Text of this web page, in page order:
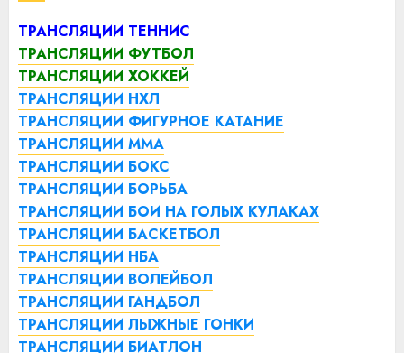
ТРАНСЛЯЦИИ ТЕННИС
ТРАНСЛЯЦИИ ФУТБОЛ
ТРАНСЛЯЦИИ ХОККЕЙ
ТРАНСЛЯЦИИ НХЛ
ТРАНСЛЯЦИИ ФИГУРНОЕ КАТАНИЕ
ТРАНСЛЯЦИИ ММА
ТРАНСЛЯЦИИ БОКС
ТРАНСЛЯЦИИ БОРЬБА
ТРАНСЛЯЦИИ БОИ НА ГОЛЫХ КУЛАКАХ
ТРАНСЛЯЦИИ БАСКЕТБОЛ
ТРАНСЛЯЦИИ НБА
ТРАНСЛЯЦИИ ВОЛЕЙБОЛ
ТРАНСЛЯЦИИ ГАНДБОЛ
ТРАНСЛЯЦИИ ЛЫЖНЫЕ ГОНКИ
ТРАНСЛЯЦИИ БИАТЛОН